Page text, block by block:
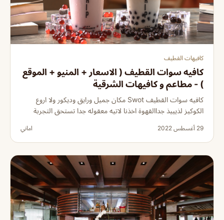
كافيهات القطيف
كافيه سوات القطيف ( الاسعار + المنيو + الموقع
) - مطاعم و كافيهات الشرقية
كافيه سوات القطيف Swot مكان جميل ورايق وديكور ولا اروع
الكوكيز لذيييذ جداالقهوة اخذنا لاتيه معقوله جدا تستحق التجربة
29 أغسطس 2022 اماني